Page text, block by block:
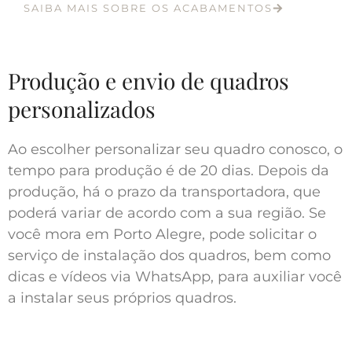
SAIBA MAIS SOBRE OS ACABAMENTOS
Produção e envio de quadros
personalizados
Ao escolher personalizar seu quadro conosco, o
tempo para produção é de 20 dias. Depois da
produção, há o prazo da transportadora, que
poderá variar de acordo com a sua região. Se
você mora em Porto Alegre, pode solicitar o
serviço de instalação dos quadros, bem como
dicas e vídeos via WhatsApp, para auxiliar você
a instalar seus próprios quadros.